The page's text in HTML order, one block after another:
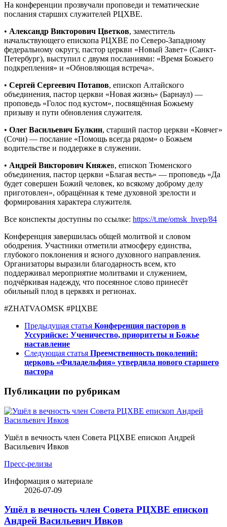
На конференции прозвучали проповеди и тематические
послания старших служителей РЦХВЕ.
• Александр Викторович Цветков, заместитель
начальствующего епископа РЦХВЕ по Северо-Западному
федеральному округу, пастор церкви «Новый Завет» (Санкт-
Петербург), выступил с двумя посланиями: «Время Божьего
подкрепления» и «Обновляющая встреча».
• Сергей Сергеевич Потапов, епископ Алтайского
объединения, пастор церкви «Новая жизнь» (Барнаул) —
проповедь «Голос под кустом», посвящённая Божьему
призыву и пути обновления служителя.
• Олег Васильевич Булкин, старший пастор церкви «Ковчег»
(Сочи) — послание «Помощь всегда рядом» о Божьем
водительстве и поддержке в служении.
• Андрей Викторович Княжев, епископ Тюменского
объединения, пастор церкви «Благая весть» — проповедь «Да
будет совершен Божий человек, ко всякому доброму делу
приготовлен», обращённая к теме духовной зрелости и
формирования характера служителя.
Все конспекты доступны по ссылке: https://t.me/omsk_hvep/84
Конференция завершилась общей молитвой и словом
ободрения. Участники отметили атмосферу единства,
глубокого поклонения и ясного духовного направления.
Организаторы выразили благодарность всем, кто
поддерживал мероприятие молитвами и служением,
подчёркивая надежду, что посеянное слово принесёт
обильный плод в церквях и регионах.
#ZHATVAOMSK #РЦХВЕ
Предыдущая статья Конференция пасторов в
Уссурийске: Ученичество, приоритеты и Божье
наставление
Следующая статья Преемственность поколений:
церковь «Филадельфия» утвердила нового старшего
пастора
Публикации по рубрикам
Ушёл в вечность член Совета РЦХВЕ епископ Андрей
Васильевич Ивков
Пресс-релизы
Информация о материале
2026-07-09
Ушёл в вечность член Совета РЦХВЕ епископ
Андрей Васильевич Ивков